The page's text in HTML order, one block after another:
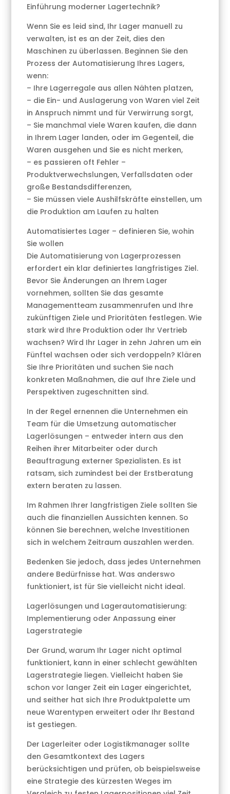
Einführung moderner Lagertechnik?
Wenn Sie es leid sind, Ihr Lager manuell zu
verwalten, ist es an der Zeit, dies den
Maschinen zu überlassen. Beginnen Sie den
Prozess der Automatisierung Ihres Lagers,
wenn:
– Ihre Lagerregale aus allen Nähten platzen,
– die Ein- und Auslagerung von Waren viel Zeit
in Anspruch nimmt und für Verwirrung sorgt,
– Sie manchmal viele Waren kaufen, die dann
in Ihrem Lager landen, oder im Gegenteil, die
Waren ausgehen und Sie es nicht merken,
– es passieren oft Fehler –
Produktverwechslungen, Verfallsdaten oder
große Bestandsdifferenzen,
– Sie müssen viele Aushilfskräfte einstellen, um
die Produktion am Laufen zu halten
Automatisiertes Lager – definieren Sie, wohin
Sie wollen
Die Automatisierung von Lagerprozessen
erfordert ein klar definiertes langfristiges Ziel.
Bevor Sie Änderungen an Ihrem Lager
vornehmen, sollten Sie das gesamte
Managementteam zusammenrufen und Ihre
zukünftigen Ziele und Prioritäten festlegen. Wie
stark wird Ihre Produktion oder Ihr Vertrieb
wachsen? Wird Ihr Lager in zehn Jahren um ein
Fünftel wachsen oder sich verdoppeln? Klären
Sie Ihre Prioritäten und suchen Sie nach
konkreten Maßnahmen, die auf Ihre Ziele und
Perspektiven zugeschnitten sind.
In der Regel ernennen die Unternehmen ein
Team für die Umsetzung automatischer
Lagerlösungen – entweder intern aus den
Reihen ihrer Mitarbeiter oder durch
Beauftragung externer Spezialisten. Es ist
ratsam, sich zumindest bei der Erstberatung
extern beraten zu lassen.
Im Rahmen Ihrer langfristigen Ziele sollten Sie
auch die finanziellen Aussichten kennen. So
können Sie berechnen, welche Investitionen
sich in welchem Zeitraum auszahlen werden.
Bedenken Sie jedoch, dass jedes Unternehmen
andere Bedürfnisse hat. Was anderswo
funktioniert, ist für Sie vielleicht nicht ideal.
Lagerlösungen und Lagerautomatisierung:
Implementierung oder Anpassung einer
Lagerstrategie
Der Grund, warum Ihr Lager nicht optimal
funktioniert, kann in einer schlecht gewählten
Lagerstrategie liegen. Vielleicht haben Sie
schon vor langer Zeit ein Lager eingerichtet,
und seither hat sich Ihre Produktpalette um
neue Warentypen erweitert oder Ihr Bestand
ist gestiegen.
Der Lagerleiter oder Logistikmanager sollte
den Gesamtkontext des Lagers
berücksichtigen und prüfen, ob beispielsweise
eine Strategie des kürzesten Weges im